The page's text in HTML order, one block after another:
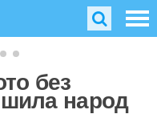
без
народ